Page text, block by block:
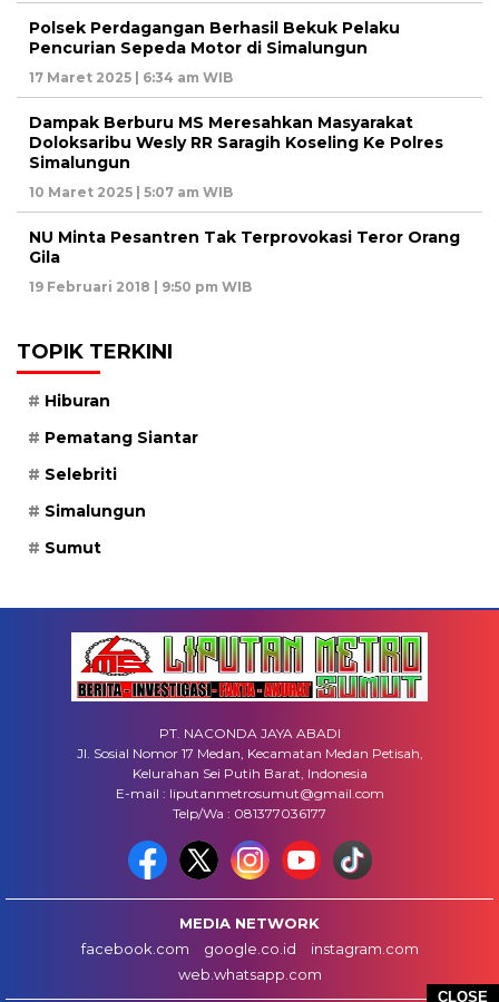
CLOSE
Polsek Perdagangan Berhasil Bekuk Pelaku
Pencurian Sepeda Motor di Simalungun
17 Maret 2025 | 6:34 am WIB
Dampak Berburu MS Meresahkan Masyarakat
Doloksaribu Wesly RR Saragih Koseling Ke Polres
Simalungun
10 Maret 2025 | 5:07 am WIB
NU Minta Pesantren Tak Terprovokasi Teror Orang
Gila
19 Februari 2018 | 9:50 pm WIB
TOPIK TERKINI
Hiburan
Pematang Siantar
Selebriti
Simalungun
Sumut
PT. NACONDA JAYA ABADI
Jl. Sosial Nomor 17 Medan, Kecamatan Medan Petisah,
Kelurahan Sei Putih Barat, Indonesia
E-mail : liputanmetrosumut@gmail.com
Telp/Wa : 081377036177
MEDIA NETWORK
facebook.com
google.co.id
instagram.com
web.whatsapp.com